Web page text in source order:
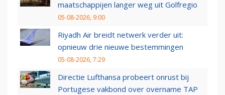
maatschappijen langer weg uit Golfregio
05-08-2026, 9:00
Riyadh Air breidt netwerk verder uit:
opnieuw drie nieuwe bestemmingen
05-08-2026, 7:29
Directie Lufthansa probeert onrust bij
Portugese vakbond over overname TAP